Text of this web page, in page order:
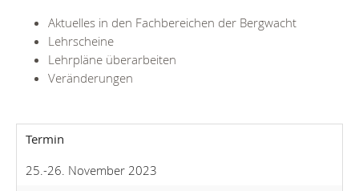
Aktuelles in den Fachbereichen der Bergwacht
Lehrscheine
Lehrpläne überarbeiten
Veränderungen
Termin
25.-26. November 2023